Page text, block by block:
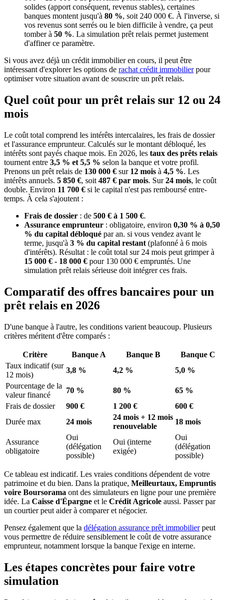
solides (apport conséquent, revenus stables), certaines
banques montent jusqu'à 80 %, soit 240 000 €. À l'inverse, si
vos revenus sont serrés ou le bien difficile à vendre, ça peut
tomber à 50 %. La simulation prêt relais permet justement
d'affiner ce paramètre.
Si vous avez déjà un crédit immobilier en cours, il peut être
intéressant d'explorer les options de rachat crédit immobilierpour
optimiser votre situation avant de souscrire un prêt relais.
Quel coût pour un prêt relais sur 12 ou 24
mois
Le coût total comprend les intérêts intercalaires, les frais de dossier
et l'assurance emprunteur. Calculés sur le montant débloqué, les
intérêts sont payés chaque mois. En 2026, les taux des prêts relais
tournent entre 3,5 % et 5,5 % selon la banque et votre profil.
Prenons un prêt relais de 130 000 € sur 12 mois à 4,5 %. Les
intérêts annuels. 5 850 €, soit 487 € par mois. Sur24 mois, le coût
double. Environ 11 700 € si le capital n'est pas remboursé entre-
temps. À cela s'ajoutent :
Frais de dossier : de 500 € à 1 500 €.
Assurance emprunteur : obligatoire, environ 0,30 % à 0,50
% du capital débloqué par an. si vous vendez avant le
terme, jusqu'à 3 % du capital restant (plafonné à 6 mois
d'intérêts). Résultat : le coût total sur 24 mois peut grimper à
15 000 € - 18 000 € pour 130 000 € empruntés. Une
simulation prêt relais sérieuse doit intégrer ces frais.
Comparatif des offres bancaires pour un
prêt relais en 2026
D'une banque à l'autre, les conditions varient beaucoup. Plusieurs
critères méritent d'être comparés :
Critère Banque A Banque B
Banque C
Taux indicatif (sur
12 mois)
3,8 % 4,2 %
5,0 %
Pourcentage de la
valeur financé
70 % 80 %
65 %
Frais de dossier
900 € 1 200 €
600 €
Durée max
24 mois
24 mois + 12 mois
renouvelable
18 mois
Assurance
obligatoire
Oui
(délégation
possible)
Oui (interne
exigée)
Oui
(délégation
possible)
Ce tableau est indicatif. Les vraies conditions dépendent de votre
patrimoine et du bien. Dans la pratique, Meilleurtaux, Empruntis
voire Boursorama ont des simulateurs en ligne pour une première
idée. La Caisse d'Épargne et le Crédit Agricole aussi. Passer par
un courtier peut aider à comparer et négocier.
Pensez également que la délégation assurance prêt immobilierpeut
vous permettre de réduire sensiblement le coût de votre assurance
emprunteur, notamment lorsque la banque l'exige en interne.
Les étapes concrètes pour faire votre
simulation